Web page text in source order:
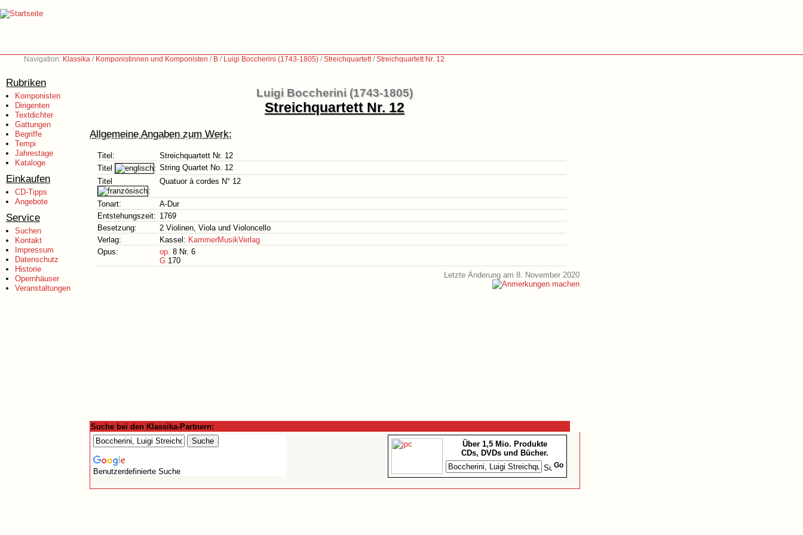
Navigation: Klassika / Komponistinnen und Komponisten / B / Luigi Boccherini (1743-1805) /Streichquartett/Streichquartett Nr. 12
Rubriken
Komponisten
Dirigenten
Textdichter
Gattungen
Begriffe
Tempi
Jahrestage
Kataloge
Einkaufen
CD-Tipps
Angebote
Service
Suchen
Kontakt
Impressum
Datenschutz
Historie
Opernhäuser
Veranstaltungen
Luigi Boccherini (1743-1805)
Streichquartett Nr. 12
Allgemeine Angaben zum Werk:
Titel:
Streichquartett Nr. 12
Titel
: String Quartet No. 12
Titel
:
Quatuor à cordes N° 12
Tonart:
A-Dur
Entstehungszeit: 1769
Besetzung:
2 Violinen, Viola und Violoncello
Verlag:
Kassel: KammerMusikVerlag
Opus:
op. 8 Nr. 6
G 170
Letzte Änderung am 8. November 2020
Suche bei den Klassika-Partnern:
Benutzerdefinierte Suche
Über 1,5 Mio. Produkte
CDs, DVDs und Bücher.
Go